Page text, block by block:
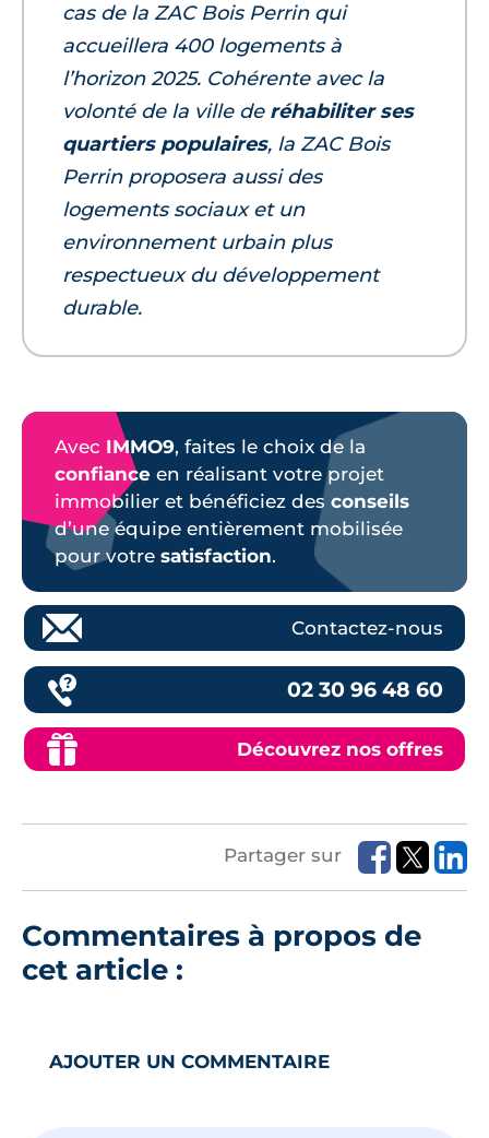
cas de la ZAC Bois Perrin qui
accueillera 400 logements à
l’horizon 2025. Cohérente avec la
volonté de la ville de réhabiliter ses
quartiers populaires, la ZAC Bois
Perrin proposera aussi des
logements sociaux et un
environnement urbain plus
respectueux du développement
durable.
Avec IMMO9, faites le choix de la
confiance en réalisant votre projet
immobilier et bénéficiez des conseils
d’une équipe entièrement mobilisée
pour votre satisfaction.
Contactez-nous
02 30 96 48 60
Découvrez nos offres
Partager sur
Commentaires à propos de
cet article :
AJOUTER UN COMMENTAIRE